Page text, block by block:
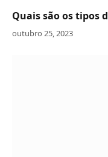
Quais são os tipos
outubro 25, 2023